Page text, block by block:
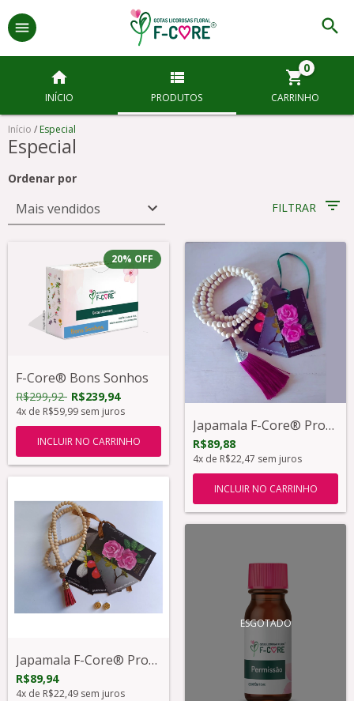
INÍCIO PRODUTOS CARRINHO
0
Início / Especial
Especial
Ordenar por
FILTRAR
20% OFF
F-Core® Bons Sonhos
R$299,92 R$239,94
4x de R$59,99 sem juros
Japamala F-Core® Proteção - Sorte FU
R$89,88
4x de R$22,47 sem juros
INCLUIR NO CARRINHO
Japamala F-Core® Proteção - São Bento
R$89,94
4x de R$22,49 sem juros
ESGOTADO